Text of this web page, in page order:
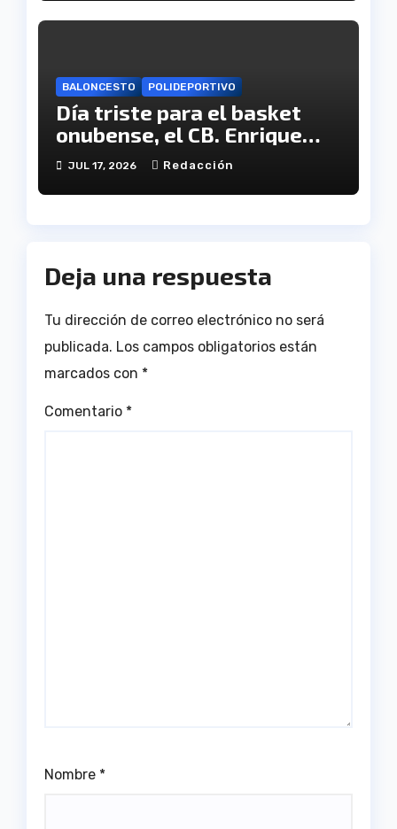
BALONCESTO POLIDEPORTIVO
Día triste para el basket
onubense, el CB. Enrique
Benítez cesa en su
actividad como club
JUL 17, 2026 Redacción
Deja una respuesta
Tu dirección de correo electrónico no será
publicada. Los campos obligatorios están
marcados con *
Comentario *
Nombre *